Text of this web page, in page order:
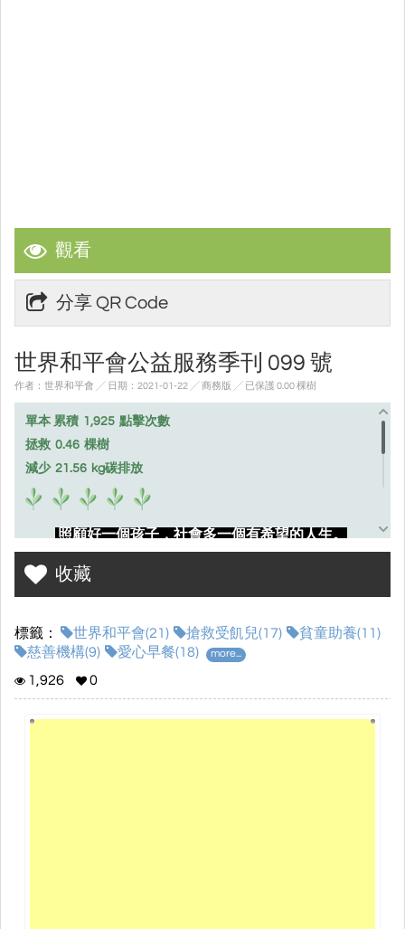
觀看
分享 QR Code
世界和平會公益服務季刊 099 號
作者：世界和平會 ╱ 日期：2021-01-22 ╱ 商務版 ╱ 已保護 0.00 棵樹
單本 累積 1,925 點擊次數
拯救 0.46 棵樹
減少 21.56 kg碳排放
照顧好一個孩子，社會多一個有希望的人生。
"世界和平"源自於內心的和平，內心和平奠基於兒童時期；本會
關心兒童心靈的守護，全力推動貧弱與危機家庭兒童救助活
救受飢兒」貧弱家庭兒童愛心早餐與營養食品服務、(三)「偏鄉
圓夢」服務—幫助孩子脫貧‧更幫助孩子勇於追求夢想
計畫來照顧孩子。
歡迎您觀看我們的服務分享，
分享社會中愛心角落的溫
收藏
標籤： 世界和平會(21) 搶救受飢兒(17)
貧童助養(11)
慈善機構(9)
愛心早餐(18) more...
1,926 0